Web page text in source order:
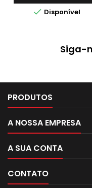
 Disponível
Siga-
PRODUTOS
A NOSSA EMPRESA
A SUA CONTA
CONTATO